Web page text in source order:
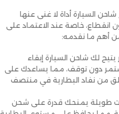
السيارة أداة لا غنى عنها
خاصة عند الاعتماد على
أهم ما نقدمه:
لك شاحن السيارة إبقاء
دون توقف، مما يساعدك على
من نفاد البطارية في منتصف
طويلة يمنحك قدرة على شحن